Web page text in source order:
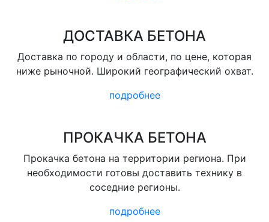
ДОСТАВКА БЕТОНА
Доставка по городу и области, по цене, которая
ниже рыночной. Широкий географический охват.
подробнее
ПРОКАЧКА БЕТОНА
Прокачка бетона на территории региона. При
необходимости готовы доставить технику в
соседние регионы.
подробнее